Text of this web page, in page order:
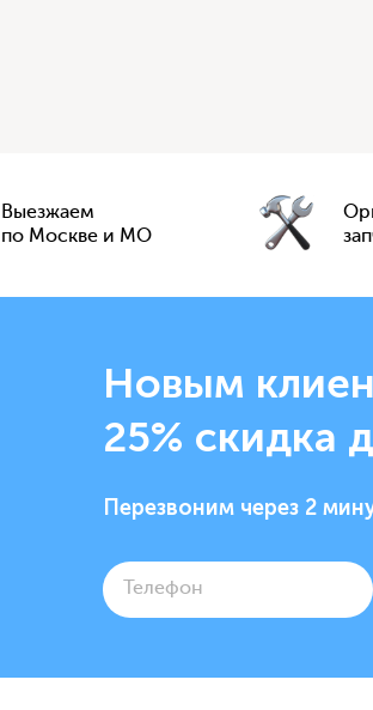
Выезжаем
по Москве и МО
Новым
25% скидка
Перезвоним через 2